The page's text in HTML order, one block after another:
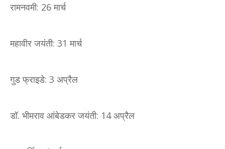
रामनवमी: 26 मार्च
महावीर जयंती: 31 मार्च
गुड फ्राइडे: 3 अप्रैल
डॉ. भीमराव आंबेडकर जयंती: 14 अप्रैल